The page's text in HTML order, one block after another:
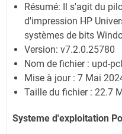
Résumé: Il s'agit du
d'impression HP
systèmes de bits
Version: v7.2.0.25780
Nom de fichier : upd-
Mise à jour : 7 Mai
Taille du fichier : 22.7
Systeme d'exploitation